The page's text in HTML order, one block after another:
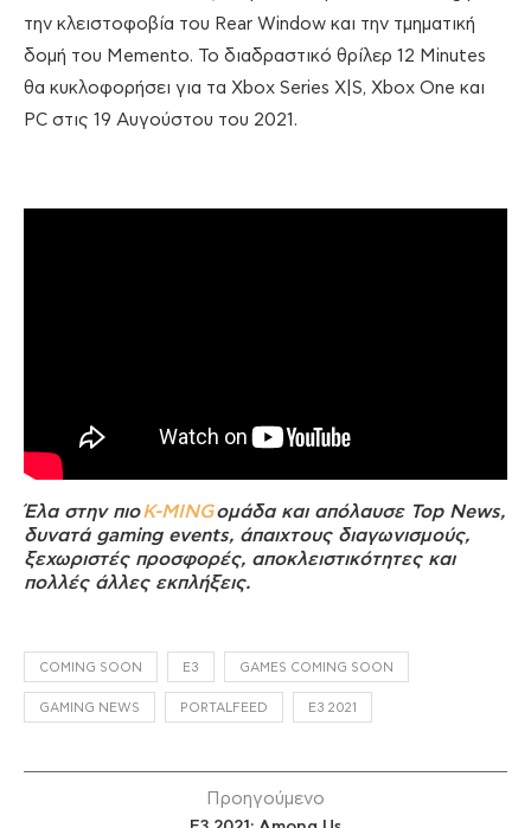
την κλειστοφοβία του Rear Window και την τμηματική
δομή του Memento. Το διαδραστικό θρίλερ 12 Minutes
θα κυκλοφορήσει για τα Xbox Series X|S, Xbox One και
PC στις 19 Αυγούστου του 2021.
Έλα στην πιοK-MINGομάδα και απόλαυσε Top News,
δυνατά gaming events, άπαιχτους διαγωνισμούς,
ξεχωριστές προσφορές, αποκλειστικότητες και
πολλές άλλες εκπλήξεις.
COMING SOON E3 GAMES COMING SOON
GAMING NEWS PORTALFEED Ε3 2021
Προηγούμενο